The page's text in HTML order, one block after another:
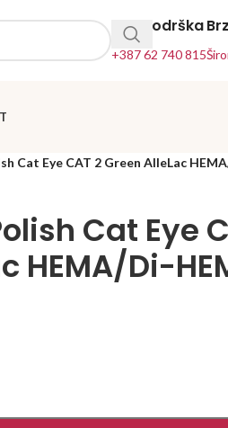
24h Podrška
+387 62 740 815
Cat Eye CAT 2 Green AlleLac
Cat Eye
HEMA/Di-